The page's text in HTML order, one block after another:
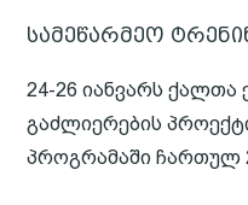
სამეწარმეო
24-26 იანვარს ქალთა
გაძლიერების
პროგრამაში ჩართულ